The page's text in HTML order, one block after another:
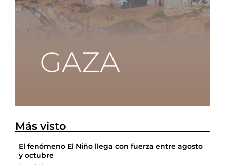
Más visto
El fenómeno El Niño llega con fuerza entre agosto
y octubre